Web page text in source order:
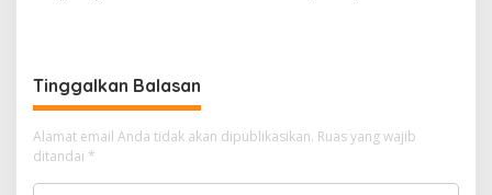
Tinggalkan Balasan
Alamat email Anda tidak akan dipublikasikan. Ruas yang wajib
ditandai *